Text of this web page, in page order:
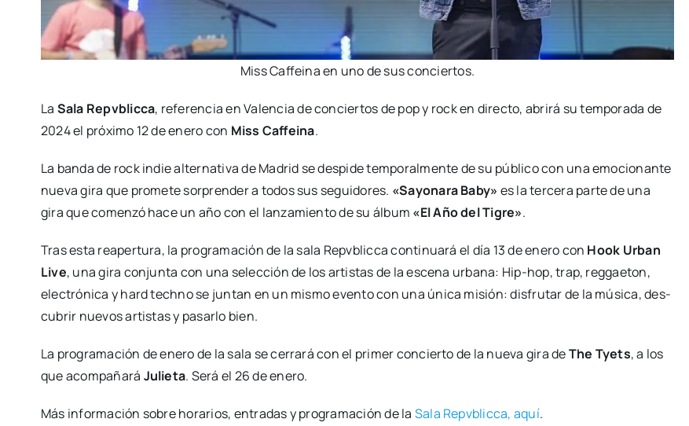
Miss Caf­fei­na en uno de sus con­cier­tos.
La Sala Repv­blic­ca, refe­ren­cia en Valen­cia de con­cier­tos de pop y rock en direc­to, abri­rá su tem­po­ra­da de
2024 el pró­xi­mo 12 de enero con Miss Caf­fei­na.
La ban­da de rock indie alter­na­ti­va de Madrid se des­pi­de tem­po­ral­men­te de su públi­co con una emo­cio­nan­te
nue­va gira que pro­me­te sor­pren­der a todos sus segui­do­res. «Sayo­na­ra Baby» es la ter­ce­ra par­te de una
gira que comen­zó hace un año con el lan­za­mien­to de su álbum «El Año del Tigre».
Tras esta reaper­tu­ra, la pro­gra­ma­ción de la sala Repv­blic­ca con­ti­nua­rá el día 13 de enero con Hook Urban
Live, una gira con­jun­ta con una selec­ción de los artis­tas de la esce­na urba­na: Hip-hop, trap, reg­gae­ton,
elec­tró­ni­ca y hard techno se jun­tan en un mis­mo even­to con una úni­ca misión: dis­fru­tar de la músi­ca, des­
cu­brir nue­vos artis­tas y pasar­lo bien.
La pro­gra­ma­ción de enero de la sala se cerra­rá con el pri­mer con­cier­to de la nue­va gira deThe Tyets, a los
que acom­pa­ña­rá Julie­ta. Será el 26 de enero.
Más infor­ma­ción sobre hora­rios, entra­das y pro­gra­ma­ción de la Sala Repv­blic­ca, aquí.